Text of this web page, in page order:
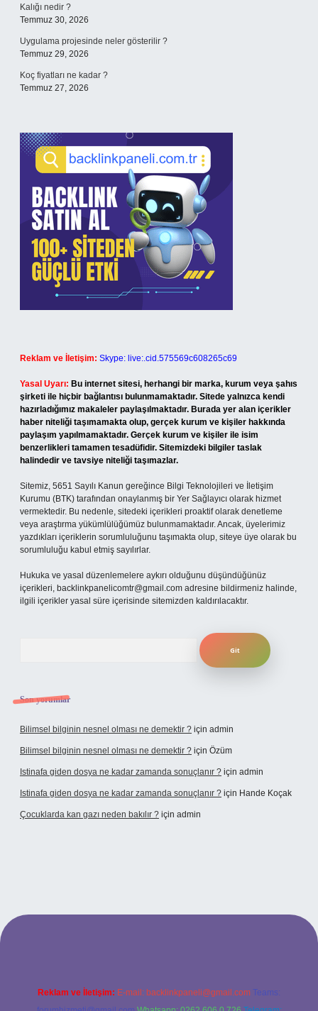
Kalığı nedir ?
Temmuz 30, 2026
Uygulama projesinde neler gösterilir ?
Temmuz 29, 2026
Koç fiyatları ne kadar ?
Temmuz 27, 2026
Reklam ve İletişim: Skype: live:.cid.575569c608265c69
Yasal Uyarı: Bu internet sitesi, herhangi bir marka, kurum veya şahıs
şirketi ile hiçbir bağlantısı bulunmamaktadır. Sitede yalnızca kendi
hazırladığımız makaleler paylaşılmaktadır. Burada yer alan içerikler
haber niteliği taşımamakta olup, gerçek kurum ve kişiler hakkında
paylaşım yapılmamaktadır. Gerçek kurum ve kişiler ile isim
benzerlikleri tamamen tesadüfidir. Sitemizdeki bilgiler taslak
halindedir ve tavsiye niteliği taşımazlar.
Sitemiz, 5651 Sayılı Kanun gereğince Bilgi Teknolojileri ve İletişim
Kurumu (BTK) tarafından onaylanmış bir Yer Sağlayıcı olarak hizmet
vermektedir. Bu nedenle, sitedeki içerikleri proaktif olarak denetleme
veya araştırma yükümlülüğümüz bulunmamaktadır. Ancak, üyelerimiz
yazdıkları içeriklerin sorumluluğunu taşımakta olup, siteye üye olarak bu
sorumluluğu kabul etmiş sayılırlar.
Hukuka ve yasal düzenlemelere aykırı olduğunu düşündüğünüz
içerikleri, backlinkpanelicomtr@gmail.com adresine bildirmeniz halinde,
ilgili içerikler yasal süre içerisinde sitemizden kaldırılacaktır.
Son yorumlar
Bilimsel bilginin nesnel olması ne demektir ? için admin
Bilimsel bilginin nesnel olması ne demektir ? için Özüm
Istinafa giden dosya ne kadar zamanda sonuçlanır ? için admin
Istinafa giden dosya ne kadar zamanda sonuçlanır ? için Hande Koçak
Çocuklarda kan gazı neden bakılır ? için admin
Reklam ve İletişim: E-mail: backlinkpaneli@gmail.com Teams: